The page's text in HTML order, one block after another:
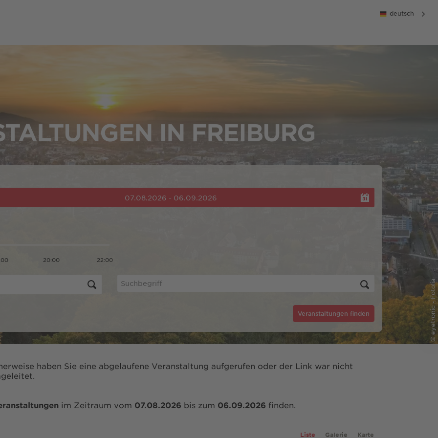
deutsch
© eyetronic - Fotolia
IN FREIBURG
07.08.2026 - 06.09.2026
20:00 22:00
Veranstaltungen finden
haben Sie eine abgelaufene Veranstaltung aufgerufen oder der Link war nicht
im Zeitraum vom 07.08.2026 bis zum 06.09.2026 finden.
Liste Galerie Karte